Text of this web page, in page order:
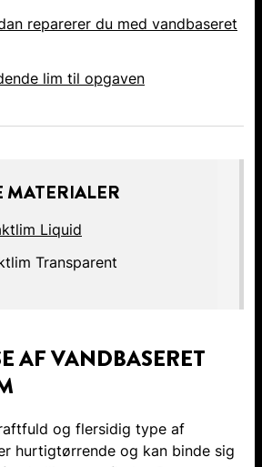
reparerer du med vandbaseret
lim til opgaven
AF VANDBASERET
og flersidig type af
hurtigtørrende og kan binde sig
Liquid
Transparent